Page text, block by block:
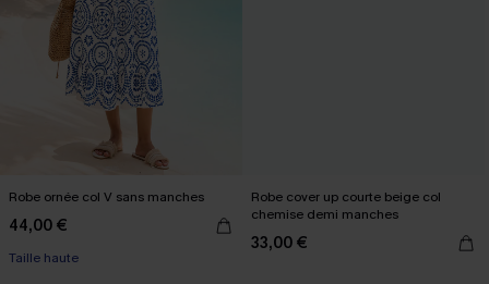
Robe ornée col V sans manches
44,00 €
Taille haute
Robe cover up courte beige col
chemise demi manches
33,00 €